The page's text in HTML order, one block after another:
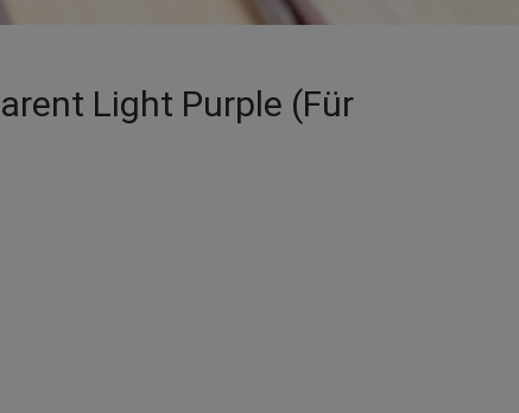
Light Purple (für